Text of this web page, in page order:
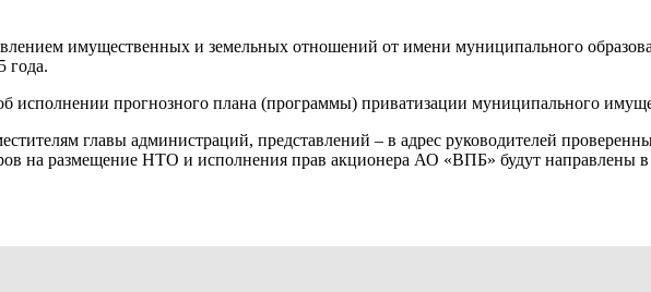
имущественных и земельных отношений от имени муниципального
года.
исполнении прогнозного плана (программы) приватизации муниципального
главы администраций, представлений – в адрес руководителей
на размещение НТО и исполнения прав акционера АО «ВПБ» будут направлены